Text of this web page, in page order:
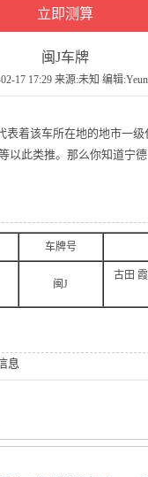
闽J车牌
17 17:29 来源:未知 编辑
表着该车所在地的地市一
以此类推。那么你知道宁
车牌号
闽J
古田
息